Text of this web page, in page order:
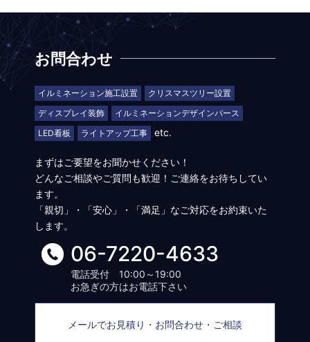
お問合わせ
イルミネーション施工設置
クリスマスツリー設置
ディスプレイ装飾
イルミネーションデザインパース
LED看板
ライトアップ工事 etc.
まずはご要望をお聞かせください！
どんなご相談やご質問も歓迎！ご連絡をお待ちしてい
ます。
「親切」・「安心」・「満足」なご対応をお約束いた
します。
06-7220-4633
電話受付 10:00～19:00
お急ぎの方はお電話下さい
メールでお見積り・お問合わせ・ご相談